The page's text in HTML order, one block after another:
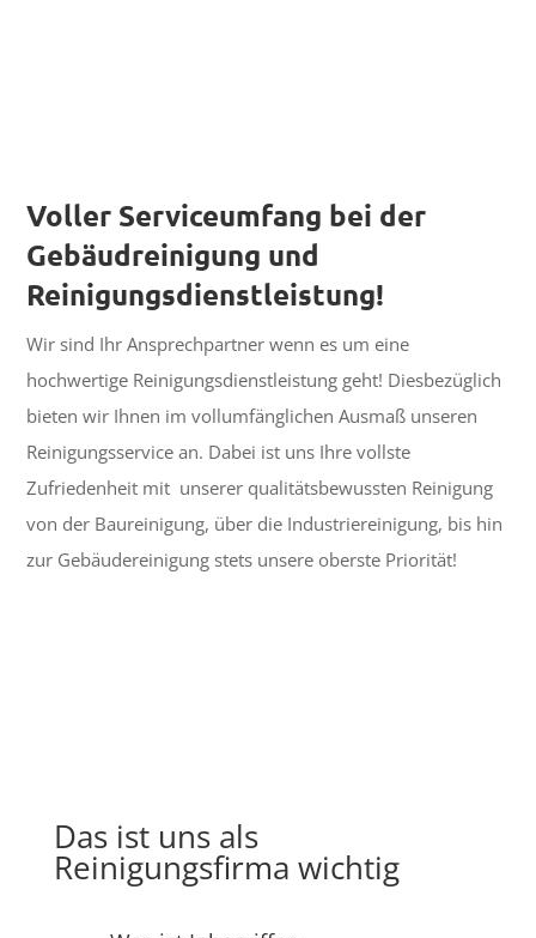
Voller Serviceumfang bei der
Gebäudreinigung und
Reinigungsdienstleistung!
Wir sind Ihr Ansprechpartner wenn es um eine
hochwertige Reinigungsdienstleistung geht! Diesbezüglich
bieten wir Ihnen im vollumfänglichen Ausmaß unseren
Reinigungsservice an. Dabei ist uns Ihre vollste
Zufriedenheit mit unserer qualitätsbewussten Reinigung
von der Baureinigung, über die Industriereinigung, bis hin
zur Gebäudereinigung stets unsere oberste Priorität!
Das ist uns als
Reinigungsfirma wichtig